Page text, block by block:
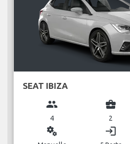
SEAT IBIZA
group
4
business_center
2
miscellaneous_services login